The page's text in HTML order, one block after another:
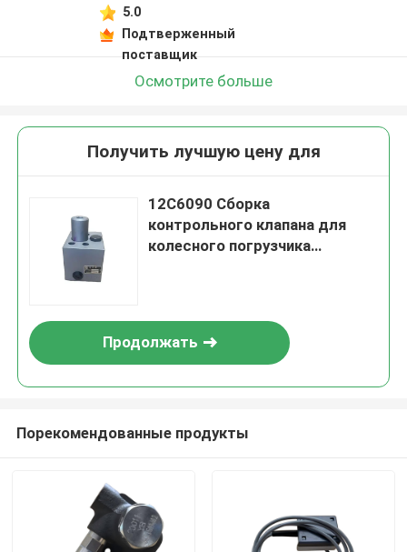
5.0
Подтверженный
поставщик
Осмотрите больше
Получить лучшую цену для
12С6090 Сборка
контрольного клапана для
колесного погрузчика
Продолжать
Порекомендованные продукты